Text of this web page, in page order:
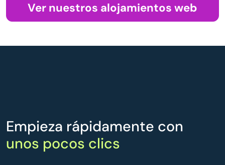
Ver nuestros alojamientos web
Empieza rápidamente con
unos pocos clics